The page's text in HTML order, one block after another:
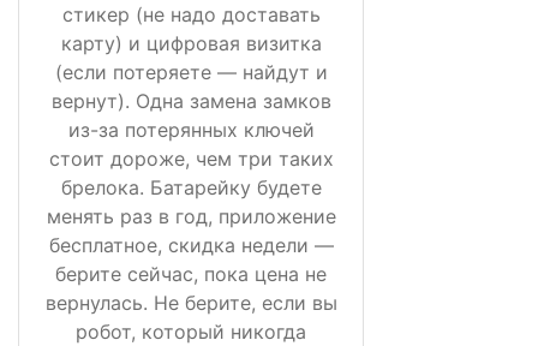
стикер (не надо доставать
карту) и цифровая визитка
(если потеряете — найдут и
вернут). Одна замена замков
из-за потерянных ключей
стоит дороже, чем три таких
брелока. Батарейку будете
менять раз в год, приложение
бесплатное, скидка недели —
берите сейчас, пока цена не
вернулась. Не берите, если вы
робот, который никогда